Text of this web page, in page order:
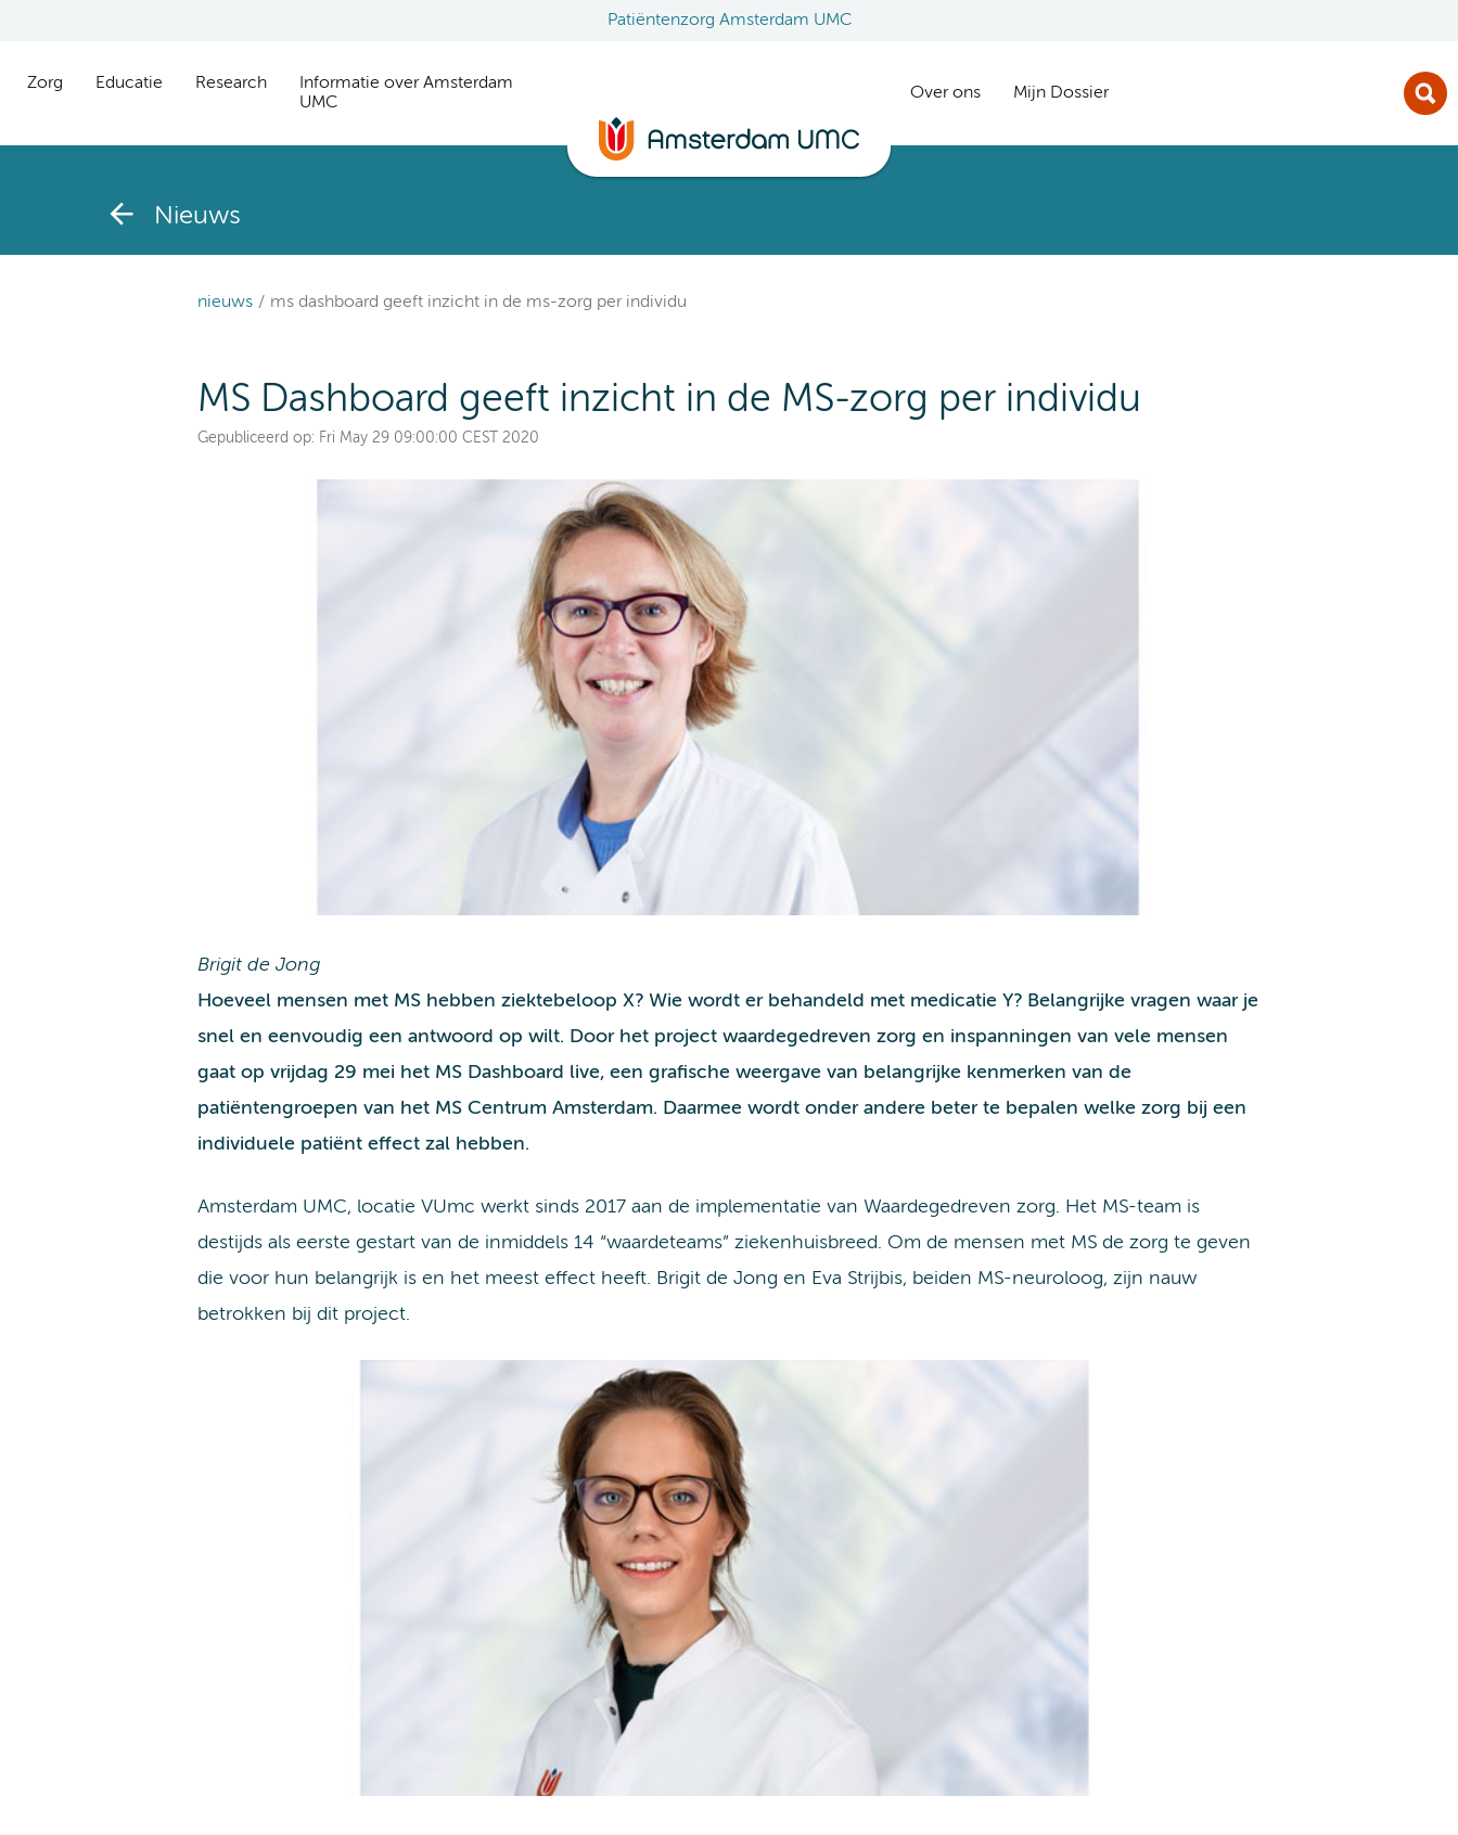
Patiëntenzorg Amsterdam UMC
Zorg Educatie Research
Informatie over Amsterdam
UMC
Over ons Mijn Dossier
Nieuws
nieuws ms dashboard geeft inzicht in de ms-zorg per individu
MS Dashboard geeft inzicht in de MS-zorg per individu
Gepubliceerd op: Fri May 29 09:00:00 CEST 2020
Brigit de Jong
Hoeveel mensen met MS hebben ziektebeloop X? Wie wordt er behandeld met medicatie Y? Belangrijke vragen waar je
snel en eenvoudig een antwoord op wilt. Door het project waardegedreven zorg en inspanningen van vele mensen
gaat op vrijdag 29 mei het MS Dashboard live, een grafische weergave van belangrijke kenmerken van de
patiëntengroepen van het MS Centrum Amsterdam. Daarmee wordt onder andere beter te bepalen welke zorg bij een
individuele patiënt effect zal hebben.
Amsterdam UMC, locatie VUmc werkt sinds 2017 aan de implementatie van Waardegedreven zorg. Het MS-team is
destijds als eerste gestart van de inmiddels 14 “waardeteams” ziekenhuisbreed. Om de mensen met MS de zorg te geven
die voor hun belangrijk is en het meest effect heeft. Brigit de Jong en Eva Strijbis, beiden MS-neuroloog, zijn nauw
betrokken bij dit project.